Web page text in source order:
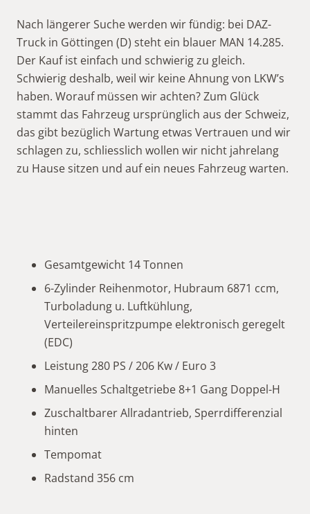
Nach längerer Suche werden wir fündig: bei DAZ-
Truck in Göttingen (D) steht ein blauer MAN 14.285.
Der Kauf ist einfach und schwierig zu gleich.
Schwierig deshalb, weil wir keine Ahnung von LKW’s
haben. Worauf müssen wir achten? Zum Glück
stammt das Fahrzeug ursprünglich aus der Schweiz,
das gibt bezüglich Wartung etwas Vertrauen und wir
schlagen zu, schliesslich wollen wir nicht jahrelang
zu Hause sitzen und auf ein neues Fahrzeug warten.
Gesamtgewicht 14 Tonnen
6-Zylinder Reihenmotor, Hubraum 6871 ccm,
Turboladung u. Luftkühlung,
Verteilereinspritzpumpe elektronisch geregelt
(EDC)
Leistung 280 PS / 206 Kw / Euro 3
Manuelles Schaltgetriebe 8+1 Gang Doppel-H
Zuschaltbarer Allradantrieb, Sperrdifferenzial
hinten
Tempomat
Radstand 356 cm